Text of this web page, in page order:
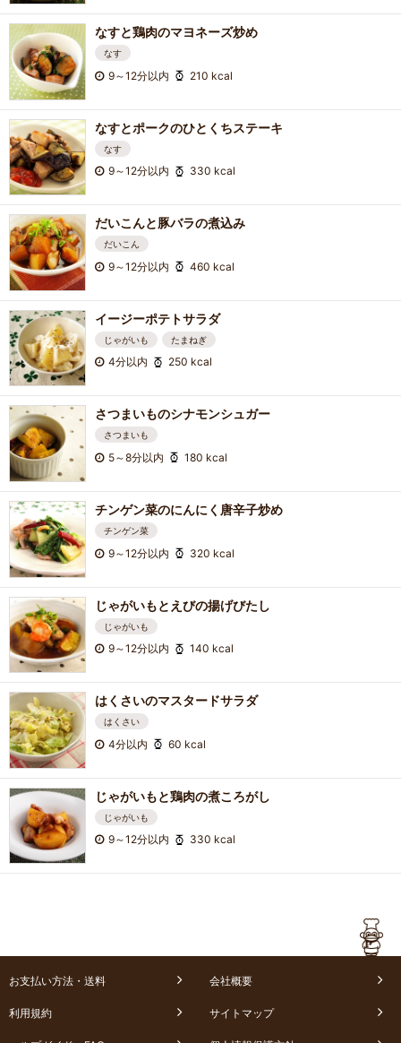
なすと鶏肉のマヨネーズ炒め
なす
9～12分以内 210 kcal
なすとポークのひとくちステーキ
なす
9～12分以内 330 kcal
だいこんと豚バラの煮込み
だいこん
9～12分以内 460 kcal
イージーポテトサラダ
じゃがいも たまねぎ
4分以内 250 kcal
さつまいものシナモンシュガー
さつまいも
5～8分以内 180 kcal
チンゲン菜のにんにく唐辛子炒め
チンゲン菜
9～12分以内 320 kcal
じゃがいもとえびの揚げびたし
じゃがいも
9～12分以内 140 kcal
はくさいのマスタードサラダ
はくさい
4分以内 60 kcal
じゃがいもと鶏肉の煮ころがし
じゃがいも
9～12分以内 330 kcal
お支払い方法・送料 会社概要
利用規約 サイトマップ